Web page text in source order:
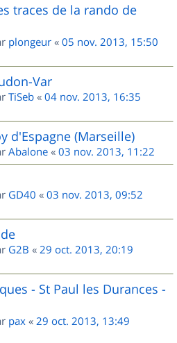
traces de la rando de
plongeur « 05 nov. 2013, 15:50
Var
TiSeb « 04 nov. 2013, 16:35
d'Espagne (Marseille)
Abalone « 03 nov. 2013, 11:22
GD40 « 03 nov. 2013, 09:52
G2B « 29 oct. 2013, 20:19
- St Paul les Durances -
pax « 29 oct. 2013, 13:49